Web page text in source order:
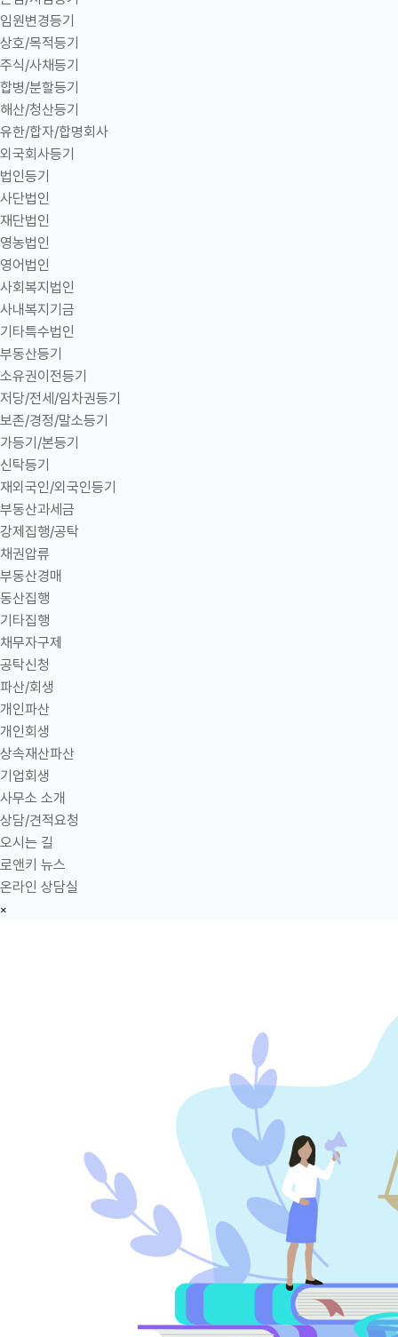
임원변경등기
상호/목적등기
주식/사채등기
합병/분할등기
해산/청산등기
유한/합자/합명회사
외국회사등기
법인등기
사단법인
재단법인
영농법인
영어법인
사회복지법인
사내복지기금
기타특수법인
부동산등기
소유권이전등기
저당/전세/임차권등기
보존/경정/말소등기
가등기/본등기
신탁등기
재외국인/외국인등기
부동산과세금
강제집행/공탁
채권압류
부동산경매
동산집행
기타집행
채무자구제
공탁신청
파산/회생
개인파산
개인회생
상속재산파산
기업회생
사무소 소개
상담/견적요청
오시는 길
로앤키 뉴스
온라인 상담실
×